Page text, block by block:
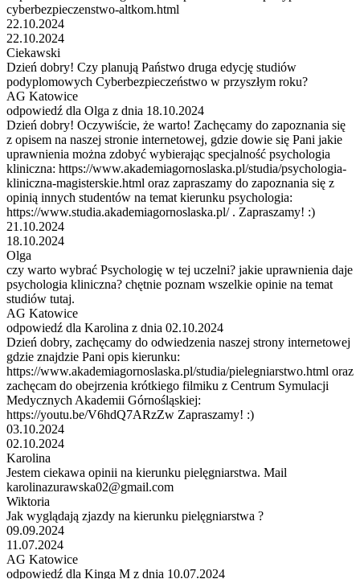
cyberbezpieczenstwo-altkom.html
22.10.2024
22.10.2024
Ciekawski
Dzień dobry! Czy planują Państwo druga edycję studiów
podyplomowych Cyberbezpieczeństwo w przyszłym roku?
AG Katowice
odpowiedź dla Olga z dnia 18.10.2024
Dzień dobry! Oczywiście, że warto! Zachęcamy do zapoznania się
z opisem na naszej stronie internetowej, gdzie dowie się Pani jakie
uprawnienia można zdobyć wybierając specjalność psychologia
kliniczna: https://www.akademiagornoslaska.pl/studia/psychologia-
kliniczna-magisterskie.html oraz zapraszamy do zapoznania się z
opinią innych studentów na temat kierunku psychologia:
https://www.studia.akademiagornoslaska.pl/ . Zapraszamy! :)
21.10.2024
18.10.2024
Olga
czy warto wybrać Psychologię w tej uczelni? jakie uprawnienia daje
psychologia kliniczna? chętnie poznam wszelkie opinie na temat
studiów tutaj.
AG Katowice
odpowiedź dla Karolina z dnia 02.10.2024
Dzień dobry, zachęcamy do odwiedzenia naszej strony internetowej
gdzie znajdzie Pani opis kierunku:
https://www.akademiagornoslaska.pl/studia/pielegniarstwo.html oraz
zachęcam do obejrzenia krótkiego filmiku z Centrum Symulacji
Medycznych Akademii Górnośląskiej:
https://youtu.be/V6hdQ7ARzZw Zapraszamy! :)
03.10.2024
02.10.2024
Karolina
Jestem ciekawa opinii na kierunku pielęgniarstwa. Mail
karolinazurawska02@gmail.com
Wiktoria
Jak wyglądają zjazdy na kierunku pielęgniarstwa ?
09.09.2024
11.07.2024
AG Katowice
odpowiedź dla Kinga M z dnia 10.07.2024